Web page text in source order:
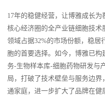
17年的稳健经营，让博雅成长
核心经济圈的全产业链细胞技术
领域占据32%的市场份额，稳居
胞的首要选择。如今，博雅已
务-生物样本库-细胞药物研发与
局，打破了技术壁垒与服务边
通家庭，进一步扩大了品牌在健